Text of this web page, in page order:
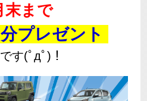
末まで
プレゼント
す(ﾟдﾟ)！